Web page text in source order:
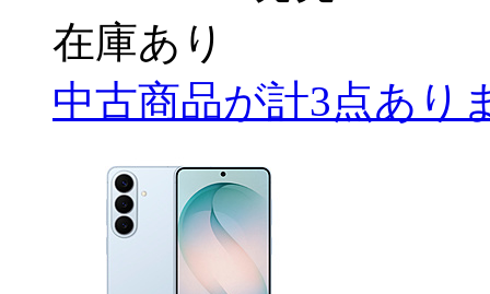
在庫あり
中古商品が計3点あり